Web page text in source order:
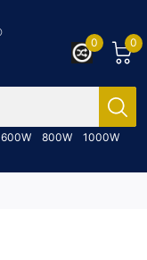
600W 800W 1000W
0
0